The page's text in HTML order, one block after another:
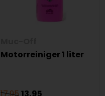
Motorreiniger 1 liter